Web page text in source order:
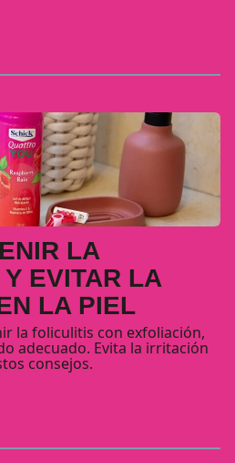
LA
EVITAR LA
LA PIEL
la foliculitis con exfoliación,
adecuado. Evita la irritación
consejos.